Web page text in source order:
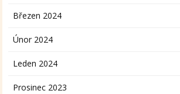
Březen 2024
Únor 2024
Leden 2024
Prosinec 2023